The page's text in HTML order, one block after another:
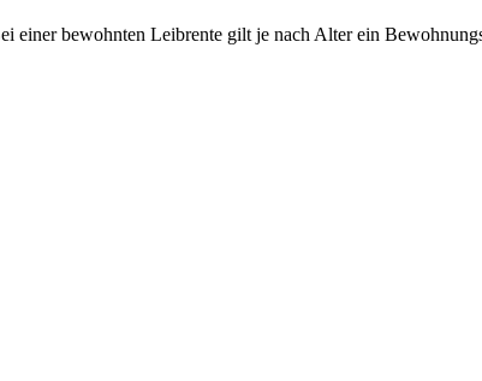
einer bewohnten Leibrente gilt je nach Alter ein